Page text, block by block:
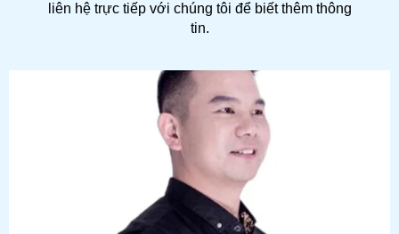
liên hệ trực tiếp với chúng tôi để biết thêm thông
tin.